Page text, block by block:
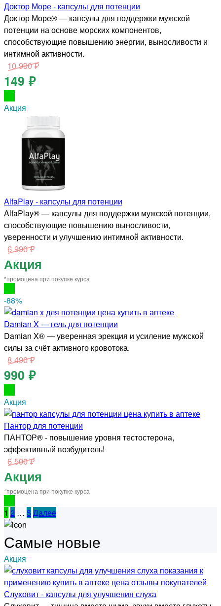
Доктор Море - капсулы для потенции
Доктор Море® — капсулы для поддержки мужской
потенции на основе морских компонентов,
способствующие повышению энергии, выносливости и
интимной активности.
10 990 ₽
149 ₽
Акция
AlfaPlay - капсулы для потенции
AlfaPlay® — капсулы для поддержки мужской потенции,
способствующие повышению выносливости,
уверенности и улучшению интимной активности.
6 990 ₽
Акция
*промоцена при покупке курса
-88%
Damian X — гель для потенции
Damian X® — уверенная эрекция и усиление мужской
силы за счёт активного кровотока.
8 490 ₽
990 ₽
Акция
Пантор для потенции
ПАНТОР® - повышение уровня тестостерона,
эффективный возбудитель!
6 500 ₽
Акция
*промоцена при покупке курса
1 2 … 5 Далее
Самые новые
Акция
Слуховит - капсулы для улучшения слуха